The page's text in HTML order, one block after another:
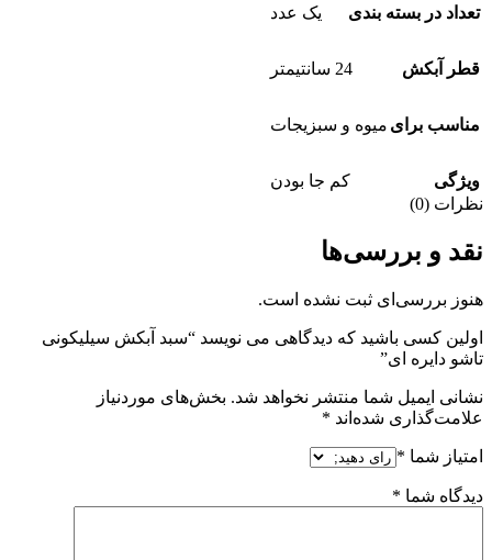
تعداد در بسته بندی یک عدد
قطر آبکش 24 سانتیمتر
مناسب برای میوه و سبزیجات
ویژگی
کم جا بودن
نظرات (0)
نقد و بررسی‌ها
هنوز بررسی‌ای ثبت نشده است.
اولین کسی باشید که دیدگاهی می نویسد “سبد آبکش سیلیکونی
تاشو دایره ای”
نشانی ایمیل شما منتشر نخواهد شد. بخش‌های موردنیاز
علامت‌گذاری شده‌اند *
امتیاز شما *
دیدگاه شما *